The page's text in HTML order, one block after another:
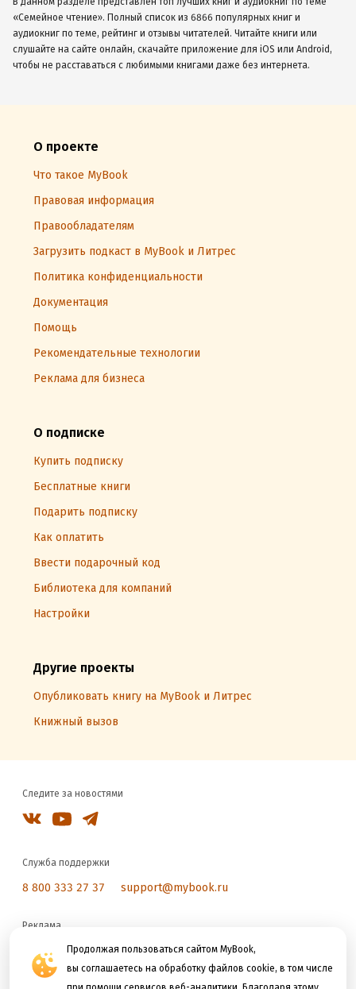
Продолжая пользоваться сайтом MyBook,
вы соглашаетесь на обработку файлов cookie, в том числе
«Семейное чтение». Полный список из 6866 популярных книг и
аудиокниг по теме, рейтинг и отзывы читателей. Читайте книги или
слушайте на сайте онлайн, скачайте приложение для iOS или Android,
чтобы не расставаться с любимыми книгами даже без интернета.
О проекте
Что такое MyBook
Правовая информация
Правообладателям
Загрузить подкаст в MyBook и Литрес
Политика конфиденциальности
Документация
Помощь
Рекомендательные технологии
Реклама для бизнеса
О подписке
Купить подписку
Бесплатные книги
Подарить подписку
Как оплатить
Ввести подарочный код
Библиотека для компаний
Настройки
Другие проекты
Опубликовать книгу на MyBook и Литрес
Книжный вызов
Следите за новостями
Служба поддержки
8 800 333 27 37 support@mybook.ru
Реклама
reklama@litres.ru